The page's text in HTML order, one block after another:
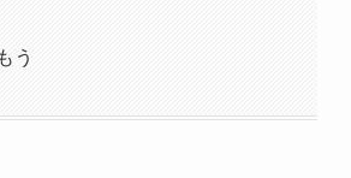
う